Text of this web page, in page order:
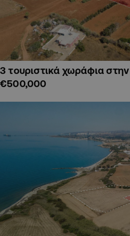
3 τουριστικά χωράφια
€500,000